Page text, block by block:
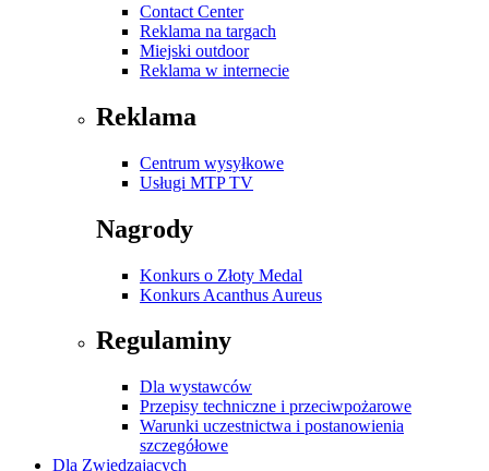
Contact Center
Reklama na targach
Miejski outdoor
Reklama w internecie
Reklama
Centrum wysyłkowe
Usługi MTP TV
Nagrody
Konkurs o Złoty Medal
Konkurs Acanthus Aureus
Regulaminy
Dla wystawców
Przepisy techniczne i przeciwpożarowe
Warunki uczestnictwa i postanowienia
szczegółowe
Dla Zwiedzających